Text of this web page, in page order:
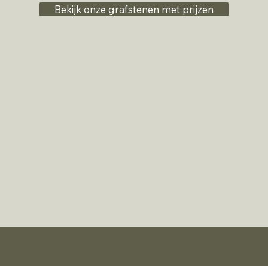
Bekijk onze grafstenen met prijzen